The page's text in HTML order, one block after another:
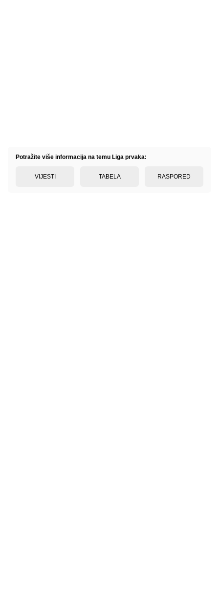
Potražite više informacija na temu Liga prvaka:
VIJESTI TABELA RASPORED